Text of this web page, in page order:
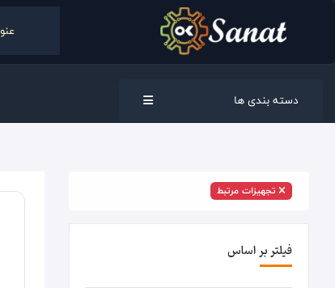
دسته بندی ها
تجهیزات مرتبط
فیلتر بر اساس